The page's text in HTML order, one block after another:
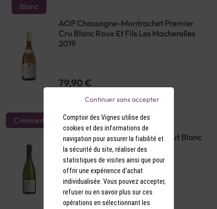
Blanc
AOP Chassagne-Montrachet Premier
Cru Blanc Roux Et Fils Les Macherelles
2019
79,90 €
Crémant
AOP Crémant de Bourgogne Brut Blanc
Albert Sounit
16,90 €
Comptoir des Vignes utilise des
cookies et des informations de
navigation pour assurer la fiabilité et
la sécurité du site, réaliser des
statistiques de visites ainsi que pour
offrir une expérience d'achat
individualisée. Vous pouvez accepter,
refuser ou en savoir plus sur ces
opérations en sélectionnant les
Continuer sans accepter